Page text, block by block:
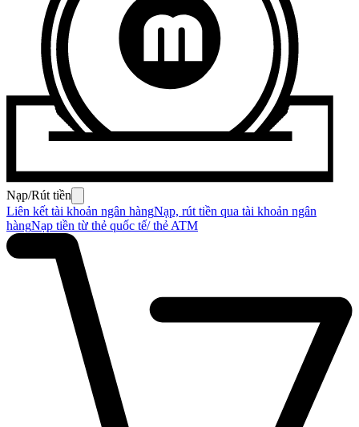
Nạp/Rút tiền
Liên kết tài khoản ngân hàngNạp, rút tiền qua tài khoản ngân
hàngNạp tiền từ thẻ quốc tế/ thẻ ATM